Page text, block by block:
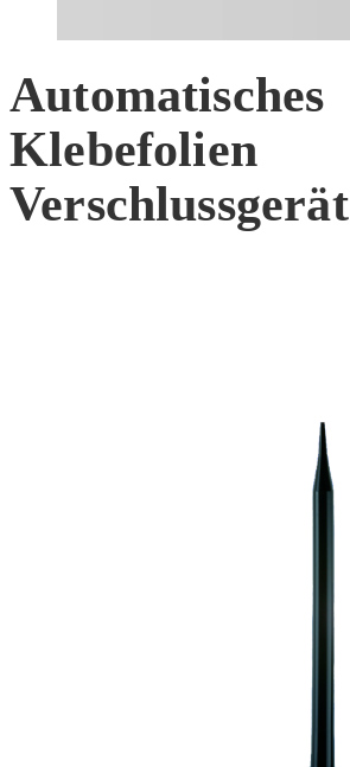
Automatisches
Klebefolien
Verschlussgerät